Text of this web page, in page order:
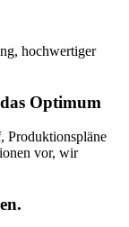
hochwertiger
Optimum
Produktionspläne
vor, wir